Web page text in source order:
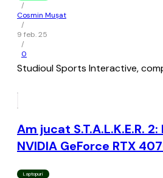
/
Cosmin Mușat
/
9 feb. 25
/
0
Studioul Sports Interactive,
Am jucat S.T.A.L.K.E.R.
NVIDIA GeForce RTX
Laptopuri